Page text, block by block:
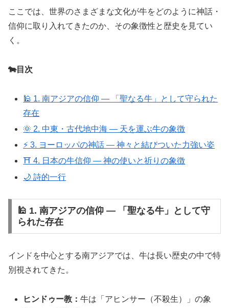
ここでは、世界のさまざまな文化が牛をどのように神話・
信仰に取り入れてきたのか、その象徴性と歴史を見てい
く。
🐄目次
🕌 1. 南アジアの信仰 ― 「聖なる牛」として守られた
存在
🌞 2. 中東・古代地中海 ― 天を運ぶ牛の象徴
⚡ 3. ヨーロッパの神話 ― 神々と結びついた力強い姿
⛩️ 4. 日本の牛信仰 ― 神の使いと祈りの象徴
🌙 詩的一行
🕌 1. 南アジアの信仰 ― 「聖なる牛」として守
られた存在
インドを中心とする南アジアでは、牛は長い歴史の中で特
別視されてきた。
ヒンドゥー教：牛は「アヒンサー（不殺生）」の象